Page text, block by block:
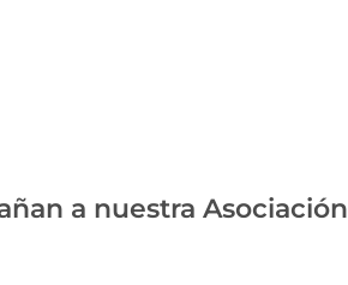
a nuestra Asociación